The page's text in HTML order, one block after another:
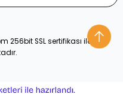
SSL sertifikası ile
e-